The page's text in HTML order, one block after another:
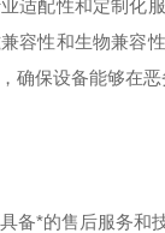
适配性和定制化
容性和生物兼容
确保设备能够在恶
备*的售后服务和